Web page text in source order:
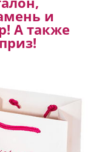
и
А также